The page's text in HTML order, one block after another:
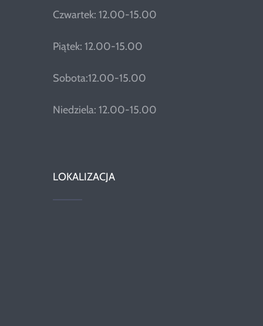
Czwartek: 12.00-15.00
Piątek: 12.00-15.00
Sobota:12.00-15.00
Niedziela: 12.00-15.00
LOKALIZACJA